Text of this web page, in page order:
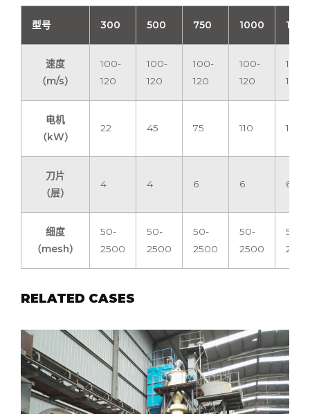
型号 300 500 750 1000 1250
速度
（m/s）
100-
120
100-
120
100-
120
100-
120
100-
120
电机
（kW）
22 45 75 110 160
刀片
（层）
4 4 6 6 6
细度
（mesh）
50-
2500
50-
2500
50-
2500
50-
2500
50-
2500
RELATED CASES